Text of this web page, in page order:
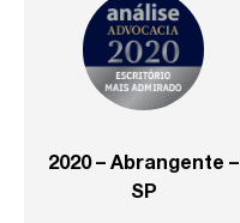
2020 – Abrangente –
SP